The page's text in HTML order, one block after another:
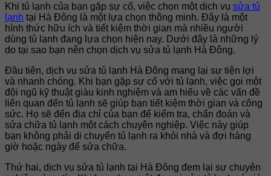
Khi tủ lạnh của bạn gặp sự cố, việc chọn một dịch vụ sửa tủ
lạnh tại Hà Đông là một lựa chọn thông minh. Đây là một
hình thức hữu ích và tiết kiệm thời gian mà nhiều người
dùng tủ lạnh đang lựa chọn hiện nay. Dưới đây là những lý
do tại sao bạn nên chọn dịch vụ sửa tủ lạnh Hà Đông.
Đầu tiên, dịch vụ sửa tủ lạnh Hà Đông mang lại sự tiện lợi
và nhanh chóng. Khi bạn gặp sự cố với tủ lạnh, việc gọi một
đội ngũ kỹ thuật giàu kinh nghiệm và am hiểu về các vấn đề
liên quan đến tủ lạnh sẽ giúp bạn tiết kiệm thời gian và công
sức. Họ sẽ đến địa chỉ của bạn để kiểm tra, chẩn đoán và
sửa chữa tủ lạnh một cách chuyên nghiệp. Việc này giúp
bạn không phải di chuyển tủ lạnh ra khỏi nhà và đợi hàng
giờ hoặc ngày để sửa chữa.
Thứ hai, dịch vụ sửa tủ lạnh tại Hà Đông đem lại sự chuyên